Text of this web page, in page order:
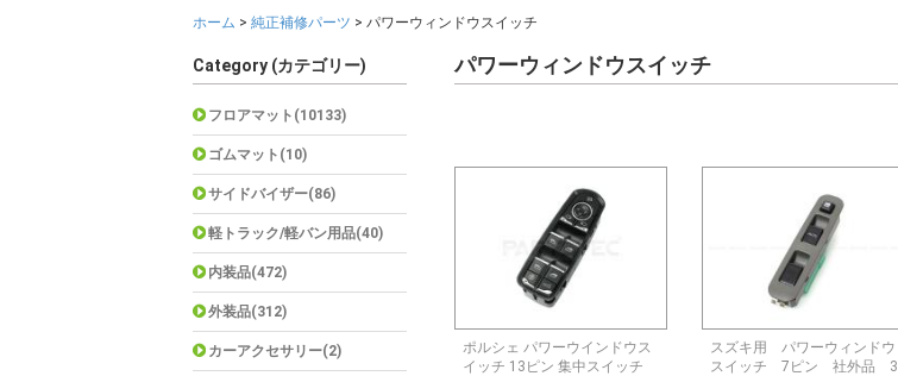
ホーム > 純正補修パーツ > パワーウィンドウスイッチ
Category (カテゴリー)
フロアマット(10133)
ゴムマット(10)
サイドバイザー(86)
軽トラック/軽バン用品(40)
内装品(472)
外装品(312)
カーアクセサリー(2)
パワーウィンドウスイッチ
ポルシェ パワーウインドウス
イッチ 13ピン 集中スイッチ
スズキ用 パワーウィンドウ
スイッチ 7ピン 社外品 3